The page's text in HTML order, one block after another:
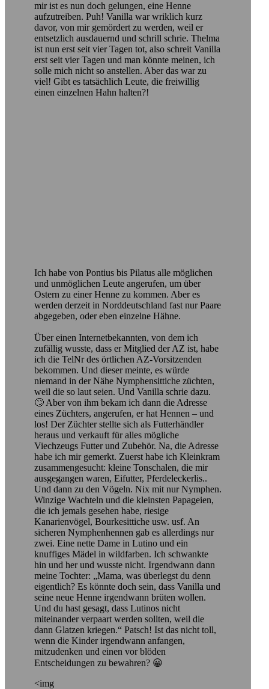
mir ist es nun doch gelungen, eine Henne
aufzutreiben. Puh! Vanilla war wriklich kurz
davor, von mir gemördert zu werden, weil er
entsetzlich ausdauernd und schrill schrie. Thelma
ist nun erst seit vier Tagen tot, also schreit Vanilla
erst seit vier Tagen und man könnte meinen, ich
solle mich nicht so anstellen. Aber das war zu
viel! Gibt es tatsächlich Leute, die freiwillig
einen einzelnen Hahn halten?!
Ich habe von Pontius bis Pilatus alle möglichen
und unmöglichen Leute angerufen, um über
Ostern zu einer Henne zu kommen. Aber es
werden derzeit in Norddeutschland fast nur Paare
abgegeben, oder eben einzelne Hähne.
Über einen Internetbekannten, von dem ich
zufällig wusste, dass er Mitglied der AZ ist, habe
ich die TelNr des örtlichen AZ-Vorsitzenden
bekommen. Und dieser meinte, es würde
niemand in der Nähe Nymphensittiche züchten,
weil die so laut seien. Und Vanilla schrie dazu.
🙄 Aber von ihm bekam ich dann die Adresse
eines Züchters, angerufen, er hat Hennen – und
los! Der Züchter stellte sich als Futterhändler
heraus und verkauft für alles mögliche
Viechzeugs Futter und Zubehör. Na, die Adresse
habe ich mir gemerkt. Zuerst habe ich Kleinkram
zusammengesucht: kleine Tonschalen, die mir
ausgegangen waren, Eifutter, Pferdeleckerlis..
Und dann zu den Vögeln. Nix mit nur Nymphen.
Winzige Wachteln und die kleinsten Papageien,
die ich jemals gesehen habe, riesige
Kanarienvögel, Bourkesittiche usw. usf. An
sicheren Nymphenhennen gab es allerdings nur
zwei. Eine nette Dame in Lutino und ein
knuffiges Mädel in wildfarben. Ich schwankte
hin und her und wusste nicht. Irgendwann dann
meine Tochter: „Mama, was überlegst du denn
eigentlich? Es könnte doch sein, dass Vanilla und
seine neue Henne irgendwann brüten wollen.
Und du hast gesagt, dass Lutinos nicht
miteinander verpaart werden sollten, weil die
dann Glatzen kriegen.“ Patsch! Ist das nicht toll,
wenn die Kinder irgendwann anfangen,
mitzudenken und einen vor blöden
Entscheidungen zu bewahren? 😀
<img